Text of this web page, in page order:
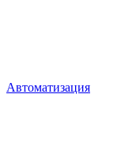
Автоматизация